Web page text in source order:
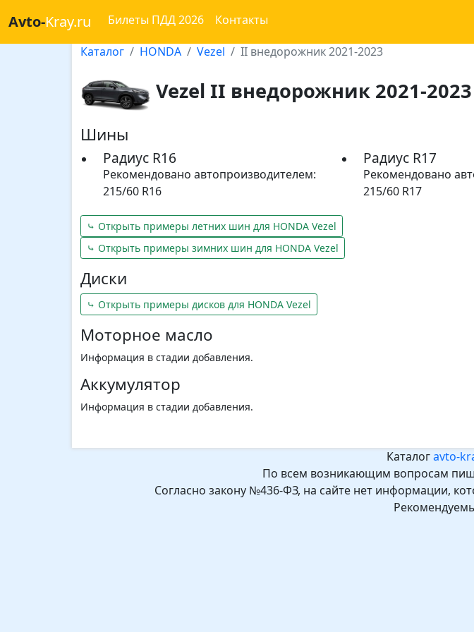
Avto-Kray.ru Билеты ПДД 2026 Контакты
Каталог HONDA Vezel II внедорожник 2021-2023
Vezel II внедорожник 2021-2023
Шины
Радиус R16
Рекомендовано автопроизводителем:
215/60 R16
Радиус R17
Рекомендовано
215/60 R17
⤷ Открыть примеры летних шин для HONDA Vezel
⤷ Открыть примеры зимних шин для HONDA Vezel
Диски
⤷ Открыть примеры дисков для HONDA Vezel
Моторное масло
Информация в стадии добавления.
Аккумулятор
Информация в стадии добавления.
Каталогavto-
По всем возникающим вопросам
Согласно закону №436-ФЗ, на сайте нет информации,